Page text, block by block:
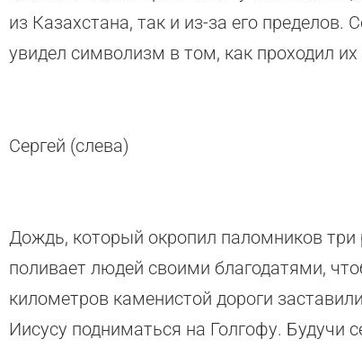
из Казахстана, так и из-за его
увидел символизм в том, как проходил их
Сергей (слева)
Дождь, который окропил паломников три
поливает людей своими благодатями,
километров каменистой дороги
Иисусу подниматься на Голгофу. Будучи